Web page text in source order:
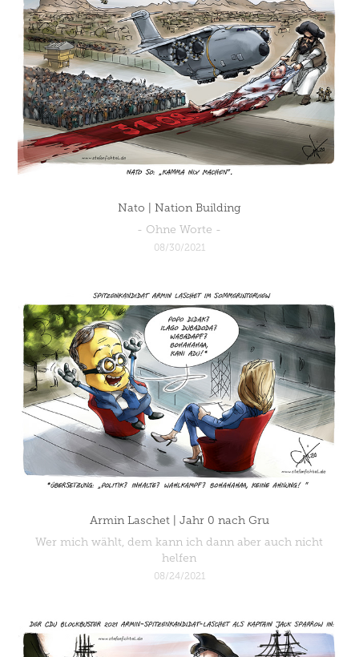
Nato | Nation Building
- Ohne Worte -
08/30/2021
Armin Laschet | Jahr 0 nach Gru
Wer mich wählt, dem kann ich dann aber auch nicht
helfen
08/24/2021